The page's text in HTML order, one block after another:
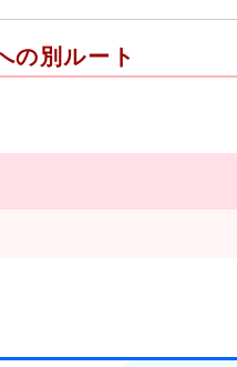
の別ルート